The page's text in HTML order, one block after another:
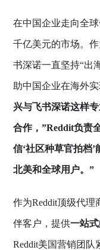
在中国企业走向全
千亿美元的市场。
书深诺一直坚持“出
助中国企业在海外
兴与飞书深诺这样
合作，”Reddit负责
信‘社区种草官拍档
北美和全球用户。”
作为Reddit顶级代理
伴客户，提供一站
Reddit美国营销团